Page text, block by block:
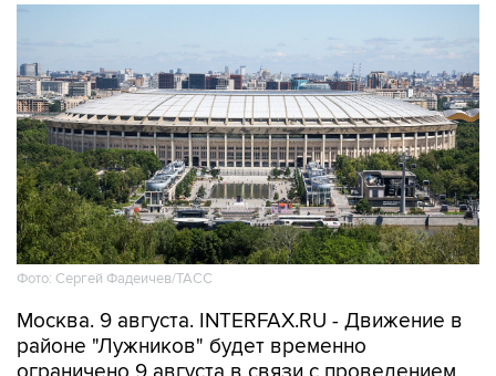
Фото: Сергей Фадеичев/ТАСС
Москва. 9 августа. INTERFAX.RU - Движение в
ограничено 9 августа в связи с проведением
концерта, сообщили в столичном департаменте